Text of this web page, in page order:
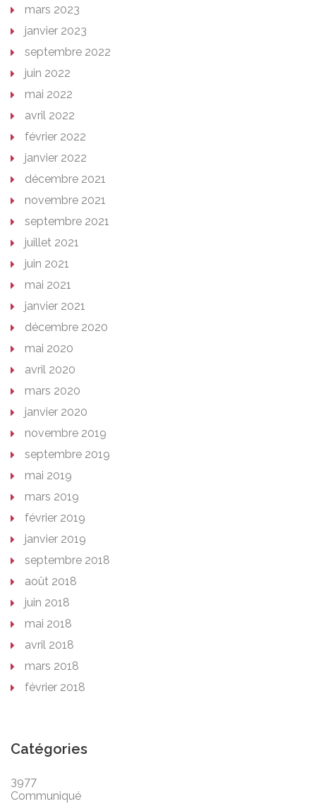
mars 2023
janvier 2023
septembre 2022
juin 2022
mai 2022
avril 2022
février 2022
janvier 2022
décembre 2021
novembre 2021
septembre 2021
juillet 2021
juin 2021
mai 2021
janvier 2021
décembre 2020
mai 2020
avril 2020
mars 2020
janvier 2020
novembre 2019
septembre 2019
mai 2019
mars 2019
février 2019
janvier 2019
septembre 2018
août 2018
juin 2018
mai 2018
avril 2018
mars 2018
février 2018
Catégories
3977
Communiqué